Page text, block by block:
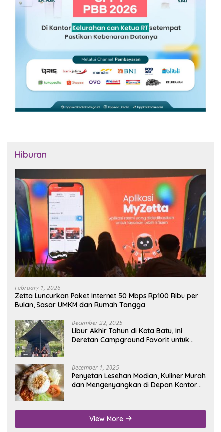
Hiburan
February 1, 2026
Zetta Luncurkan Paket Internet 50 Mbps Rp100 Ribu per
Bulan, Sasar UMKM dan Rumah Tangga
December 22, 2025
Libur Akhir Tahun di Kota Batu, Ini
Deretan Campground Favorit untuk
December 1, 2025
Penyetan Lesehan Modian, Kuliner Murah
dan Mengenyangkan di Depan Kantor
View More